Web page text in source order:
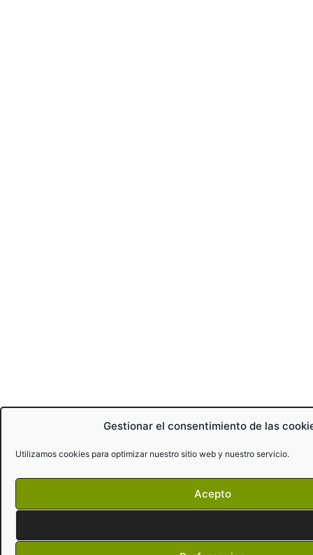
Gestionar el consentimiento de las
Utilizamos cookies para optimizar nuestro sitio web y nuestro servicio.
Acepto